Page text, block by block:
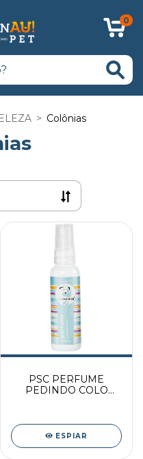
0
> Colônias
PSC PERFUME
PEDINDO COLO
ESPIAR